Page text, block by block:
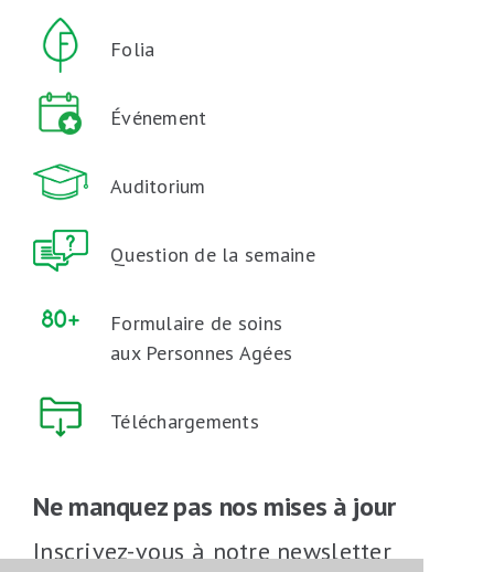
Folia
Événement
Auditorium
Question de la semaine
Formulaire de soins
aux Personnes Agées
Téléchargements
Ne manquez pas nos mises à jour
Inscrivez-vous à notre newsletter